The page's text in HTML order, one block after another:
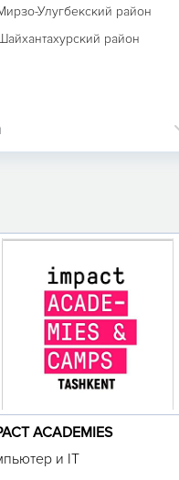
Улугбекский район
район
ACADEMIES
и IT